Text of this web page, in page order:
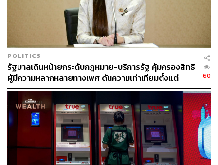
POLITICS
รัฐบาลเดินหน้ายกระดับกฎหมาย-บริการรัฐ คุ้มครองสิทธิ
ผู้มีความหลากหลายทางเพศ ดันความเท่าเทียมตั้งแต่
หลักสูตรในห้องเรียนถึงที่ทำงาน
60